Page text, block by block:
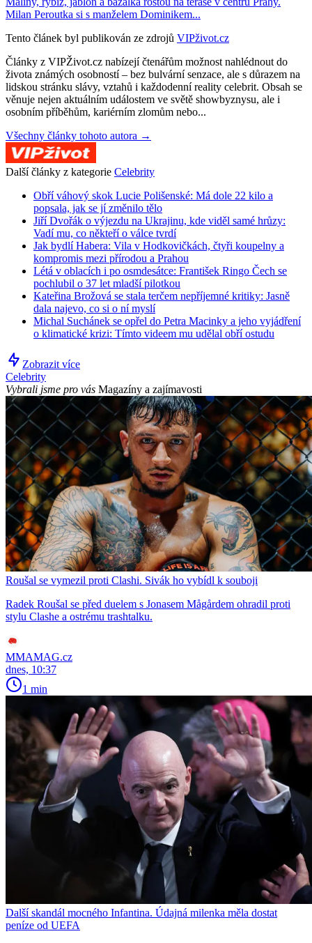
Milan Peroutka si s manželem Dominikem...
Tento článek byl publikován ze zdrojů VIPživot.cz
Články z VIPŽivot.cz nabízejí čtenářům možnost nahlédnout do
života známých osobností – bez bulvární senzace, ale s důrazem na
lidskou stránku slávy, vztahů i každodenní reality celebrit. Obsah se
věnuje nejen aktuálním událostem ve světě showbyznysu, ale i
osobním příběhům, kariérním zlomům nebo...
Všechny články tohoto autora →
Další články z kategorie Celebrity
Obří váhový skok Lucie Polišenské: Má dole 22 kilo a
popsala, jak se jí změnilo tělo
Jiří Dvořák o výjezdu na Ukrajinu, kde viděl samé hrůzy:
Vadí mu, co někteří o válce tvrdí
Jak bydlí Habera: Vila v Hodkovičkách, čtyři koupelny a
kompromis mezi přírodou a Prahou
Létá v oblacích i po osmdesátce: František Ringo Čech se
pochlubil o 37 let mladší pilotkou
Kateřina Brožová se stala terčem nepříjemné kritiky: Jasně
dala najevo, co si o ní myslí
Michal Suchánek se opřel do Petra Macinky a jeho vyjádření
o klimatické krizi: Tímto videem mu udělal obří ostudu
Zobrazit více
Celebrity
Vybrali jsme pro vás Magazíny a zajímavosti
Roušal se vymezil proti Clashi. Sivák ho vybídl k souboji
Radek Roušal se před duelem s Jonasem Mågårdem ohradil proti
stylu Clashe a ostrému trashtalku.
MMAMAG.cz
dnes, 10:37
1 min
Další skandál mocného Infantina. Údajná milenka měla dostat
peníze od UEFA